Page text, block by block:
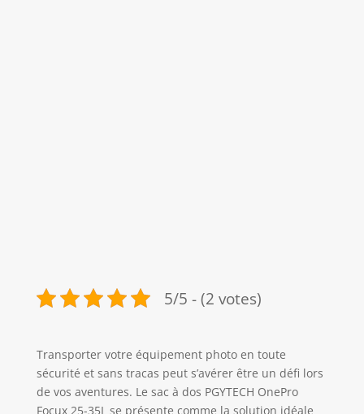
5/5 - (2 votes)
Transporter votre équipement photo en toute
sécurité et sans tracas peut s’avérer être un défi lors
de vos aventures. Le sac à dos PGYTECH OnePro
Focux 25-35L se présente comme la solution idéale